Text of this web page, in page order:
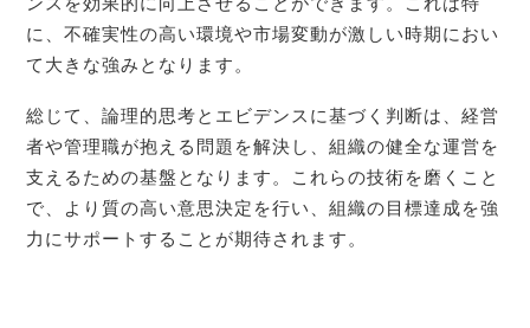
に、不確実性の高い環境や市場変動が激しい時期におい
て大きな強みとなります。
総じて、論理的思考とエビデンスに基づく判断は、経営
者や管理職が抱える問題を解決し、組織の健全な運営を
支えるための基盤となります。これらの技術を磨くこと
で、より質の高い意思決定を行い、組織の目標達成を強
力にサポートすることが期待されます。